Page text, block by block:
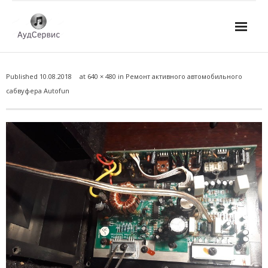
- Ремонт автомагнитол
- Ремонт микшерных пультов и консолей
- Ремонт активной акустики
- Ремонт домашних кинотеатров
- Ремонт музыкальных центров
- Ремонт аудио для клубов, ресторанов, школ
- Изготовление усилителей
Published 10.08.2018 at 640 × 480 in Ремонт активного автомобильного
сабвуфера Autofun